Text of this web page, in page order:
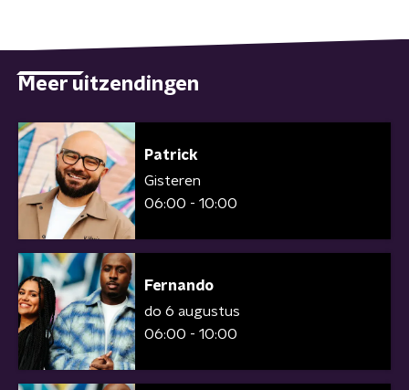
Meer uitzendingen
Patrick
Gisteren
06:00 - 10:00
Fernando
do 6 augustus
06:00 - 10:00